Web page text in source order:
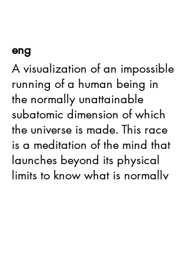
eng
A visualization of an impossible
running of a human being in
the normally unattainable
subatomic dimension of which
the universe is made. This race
is a meditation of the mind that
launches beyond its physical
limits to know what is normally